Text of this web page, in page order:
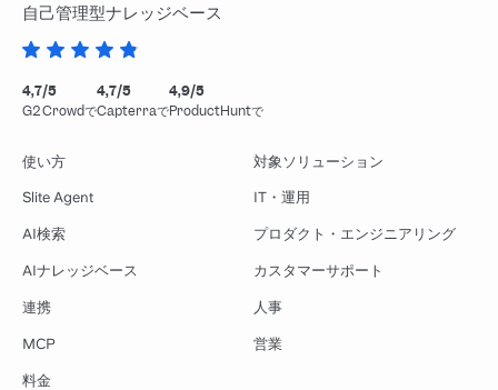
自己管理型ナレッジベース
4,7/5
G2 Crowdで
4,7/5
Capterraで
4,9/5
ProductHuntで
使い方
Slite Agent
AI検索
AIナレッジベース
連携
MCP
料金
対象ソリューション
IT・運用
プロダクト・エンジニアリング
カスタマーサポート
人事
営業